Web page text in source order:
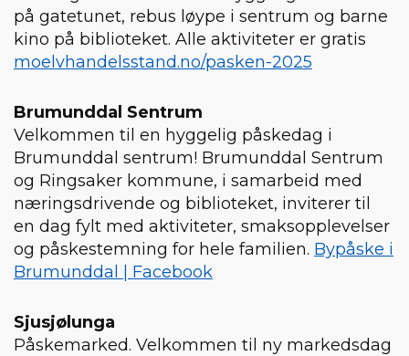
på gatetunet, rebus løype i sentrum og barne
kino på biblioteket. Alle aktiviteter er gratis
moelvhandelsstand.no/pasken-2025
Brumunddal Sentrum
Velkommen til en hyggelig påskedag i
Brumunddal sentrum! Brumunddal Sentrum
og Ringsaker kommune, i samarbeid med
næringsdrivende og biblioteket, inviterer til
en dag fylt med aktiviteter, smaksopplevelser
og påskestemning for hele familien. Bypåske i
Brumunddal | Facebook
Sjusjølunga
Påskemarked. Velkommen til ny markedsdag